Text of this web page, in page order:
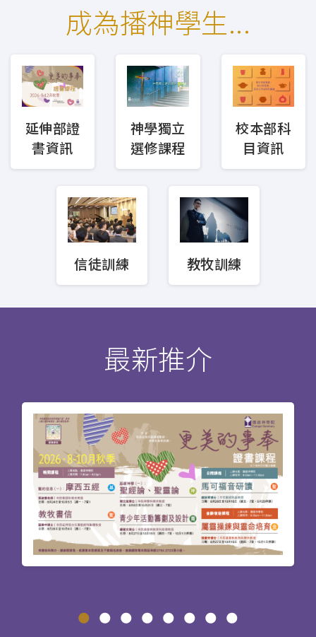
神學研讀
青少年事工
金齡信徒培育
教會事工
行在社區的福音
海外延伸課程
進深研讀介乎證書與碩士課程之間，每科所修
學分能轉移至碩士課程（報讀者需具學士學
位）（學士課程除外）。神學先修課程及神學
獨立選修課程的科目可獨立報讀，讓信徒預嘗
人信徒。30學分的深造文憑課程分別以裝備信
徒在聖經教導、基督教兒童教育及崇拜事工上
事奉祂。
神學先修課程
神學獨立選修課程
彈性神學進修計劃 (網上修讀): 基督教研究
文學學士及基督教研究高等文憑 (BACS &
AdvDipCS)
聖經研究深造文憑 (PDBS)
基督教教育深造文憑 (主修兒童基督教教
崇拜學深造文憑 (PDWS)
成為播神學生...
延伸部證
書資訊
神學獨立
選修課程
校本部科
目資訊
信徒訓練 教牧訓練
最新推介